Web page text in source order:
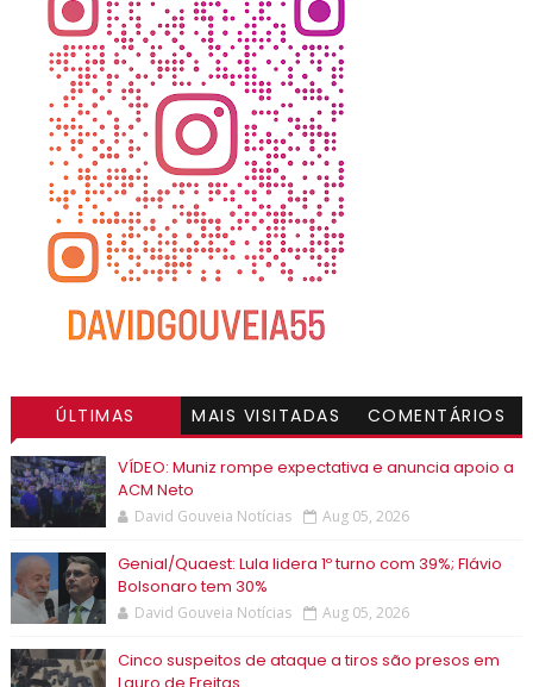
ÚLTIMAS MAIS VISITADAS COMENTÁRIOS
VÍDEO: Muniz rompe expectativa e anuncia apoio a
ACM Neto
David Gouveia Notícias Aug 05, 2026
Genial/Quaest: Lula lidera 1º turno com 39%; Flávio
Bolsonaro tem 30%
David Gouveia Notícias Aug 05, 2026
Cinco suspeitos de ataque a tiros são presos em